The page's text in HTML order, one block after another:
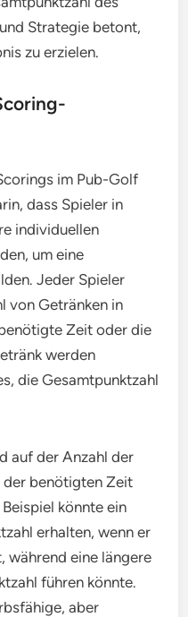
Strategie betont,
zu erzielen.
im Pub-Golf
dass Spieler in
individuellen
um eine
Jeder Spieler
von Getränken in
Zeit oder die
werden
die Gesamtpunktzahl
auf der Anzahl der
der benötigten Zeit
könnte ein
erhalten, wenn er
während eine längere
führen könnte.
aber